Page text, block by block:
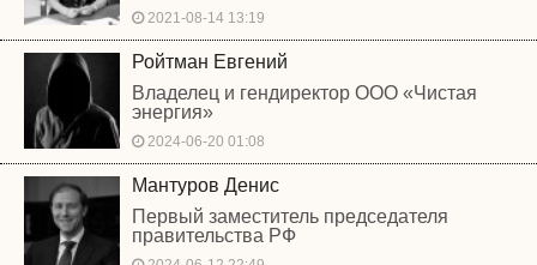
2021-08-14 13:19
Ройтман Евгений
Владелец и гендиректор ООО «Чистая
энергия»
2024-06-20 01:08
Мантуров Денис
Первый заместитель председателя
правительства РФ